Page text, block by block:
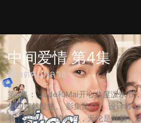
中间爱情 第4集
พี่เจตคนกลาง
第4集： Jade和Mai开心共度泼水节
外却突然发生。 影集简介： 设计师
着「中间人」的角色，无伦是外貌、